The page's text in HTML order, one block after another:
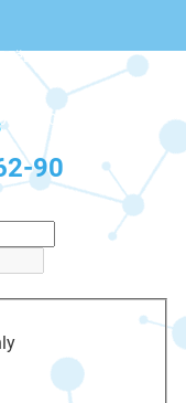
до 20:00
90